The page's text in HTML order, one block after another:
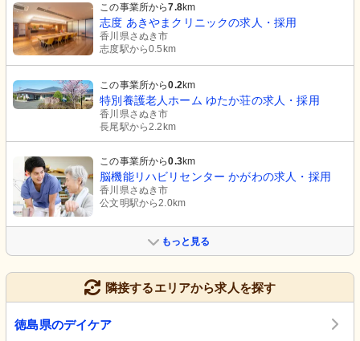
この事業所から7.8km
志度 あきやまクリニックの求人・採用
香川県さぬき市
志度駅から0.5km
この事業所から0.2km
特別養護老人ホーム ゆたか荘の求人・採用
香川県さぬき市
長尾駅から2.2km
この事業所から0.3km
脳機能リハビリセンター かがわの求人・採用
香川県さぬき市
公文明駅から2.0km
もっと見る
隣接するエリアから求人を探す
徳島県のデイケア